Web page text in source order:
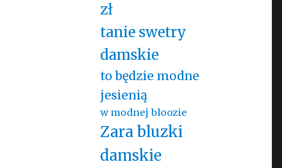
zł
tanie swetry
damskie
to będzie modne
jesienią
w modnej bloozie
Zara bluzki
damskie